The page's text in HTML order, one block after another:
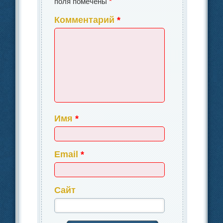
Комментарий*
Имя*
Email*
Сайт